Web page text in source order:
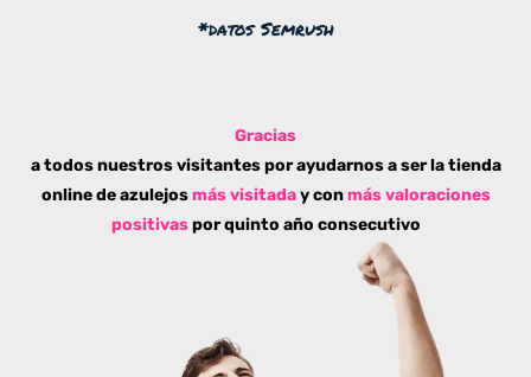
*datos Semrush
Gracias
a todos nuestros visitantes por ayudarnos a ser la tienda
online de azulejos más visitaday conmás valoraciones
positivaspor quinto año consecutivo